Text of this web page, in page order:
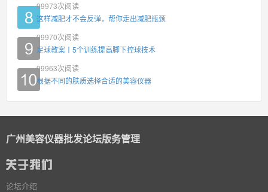
99973次阅读
这样减肥才不会反弹，帮你走出减肥瓶颈
99970次阅读
足球教案丨5个训练提高脚下控球技术
99963次阅读
根据不同的肤质选择合适的美容仪器
广州美容仪器批发论坛版务管理
论坛介绍